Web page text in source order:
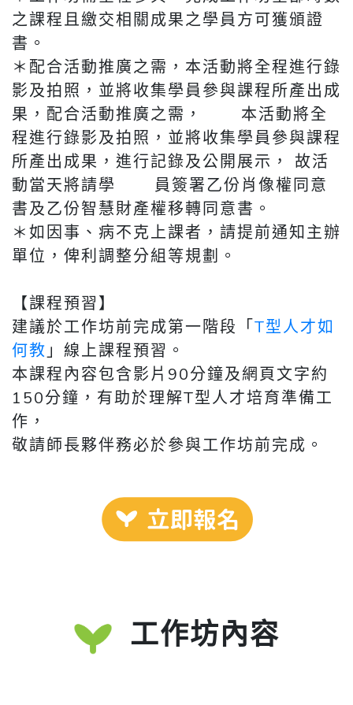
之課程且繳交相關成果之學員方可獲頒證
書。
＊配合活動推廣之需，本活動將全程進行錄
影及拍照，並將收集學員參與課程所產出成
果，配合活動推廣之需， 本活動將全
程進行錄影及拍照，並將收集學員參與課程
所產出成果，進行記錄及公開展示， 故活
動當天將請學 員簽署乙份肖像權同意
書及乙份智慧財產權移轉同意書。
＊如因事、病不克上課者，請提前通知主辦
單位，俾利調整分組等規劃。
【課程預習】
建議於工作坊前完成第一階段「 T型人才如
何教」線上課程預習。
本課程內容包含影片90分鐘及網頁文字約
150分鐘，有助於理解T型人才培育準備工
作，
敬請師長夥伴務必於參與工作坊前完成。
工作坊內容